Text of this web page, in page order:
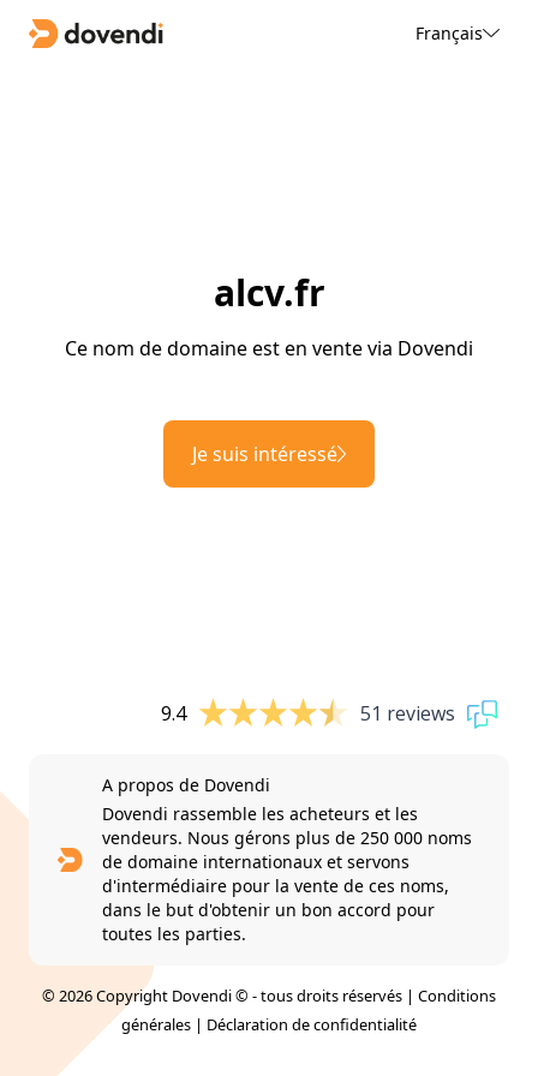
Français
alcv.fr
Ce nom de domaine est en vente via Dovendi
Je suis intéressé
9.4 51 reviews
A propos de Dovendi
Dovendi rassemble les acheteurs et les
vendeurs. Nous gérons plus de 250 000 noms
de domaine internationaux et servons
d'intermédiaire pour la vente de ces noms,
dans le but d'obtenir un bon accord pour
toutes les parties.
© 2026 Copyright Dovendi © - tous droits réservés | Conditions
générales | Déclaration de confidentialité